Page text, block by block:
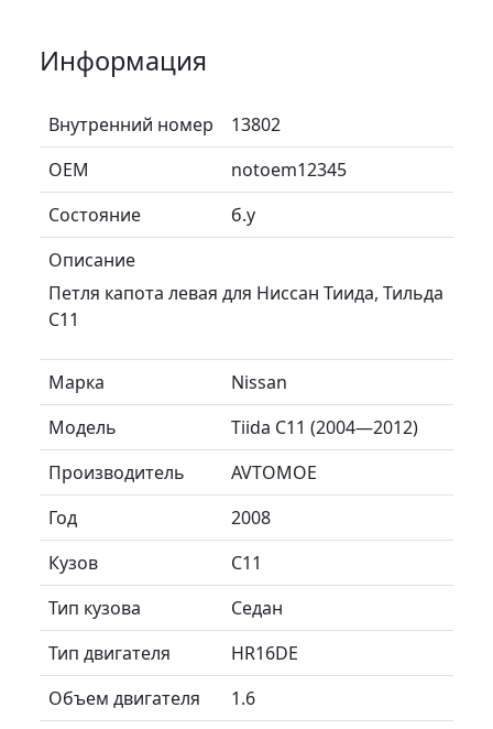
Информация
Внутренний номер
13802
ОЕМ
notoem12345
Состояние
б.у
Описание
Петля капота левая для Ниссан Тиида, Тильда
С11
Марка
Nissan
Модель
Tiida C11 (2004—2012)
Производитель
AVTOMOE
Год
2008
Кузов
C11
Тип кузова
Седан
Тип двигателя
HR16DE
Объем двигателя
1.6